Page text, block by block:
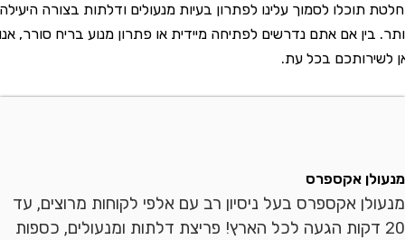
לסמוך עלינו לפתרון בעיות מנעולים ודלתות בצורה היעילה
אם אתם נדרשים לפתיחה מיידית או פתרון מנוע בריח סורר, אנו
בכל עת.
אקספרס
אקספרס בעל ניסיון רב עם אלפי לקוחות מרוצים, עד
דקות הגעה לכל הארץ! פריצת דלתות ומנעולים, כספות